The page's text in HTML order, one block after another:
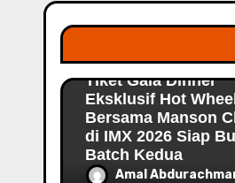
Crushnews
Ludes dalam 20
Tiket Gala Dinner
Eksklusif Hot
Bersama Manson
di IMX 2026 Siap
Batch Kedua
Amal